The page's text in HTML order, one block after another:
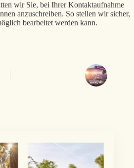
wir Sie, bei Ihrer Kontaktaufnahme
anzuschreiben. So stellen wir sicher,
bearbeitet werden kann.